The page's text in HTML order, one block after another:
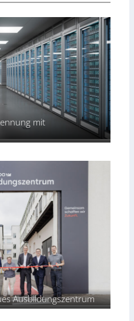
mit
Ausbildungszentrum